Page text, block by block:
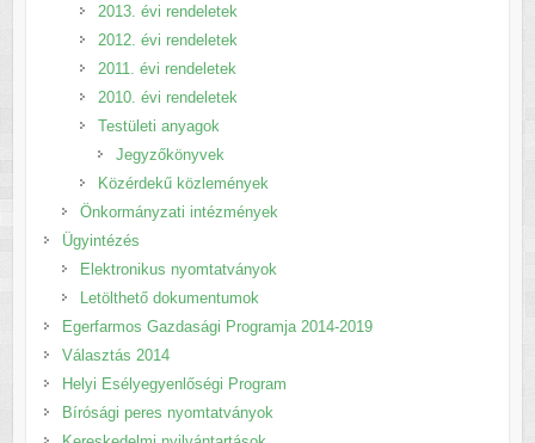
2013. évi rendeletek
2012. évi rendeletek
2011. évi rendeletek
2010. évi rendeletek
Testületi anyagok
Jegyzőkönyvek
Közérdekű közlemények
Önkormányzati intézmények
Ügyintézés
Elektronikus nyomtatványok
Letölthető dokumentumok
Egerfarmos Gazdasági Programja 2014-2019
Választás 2014
Helyi Esélyegyenlőségi Program
Bírósági peres nyomtatványok